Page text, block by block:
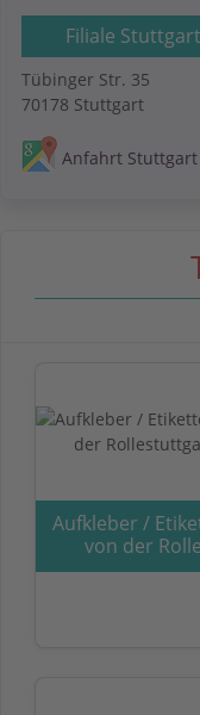
Filiale
Tübinger Str. 35
70178 Stuttgart
Anfahrt Stuttgart
Aufkleber /
von der Rolle